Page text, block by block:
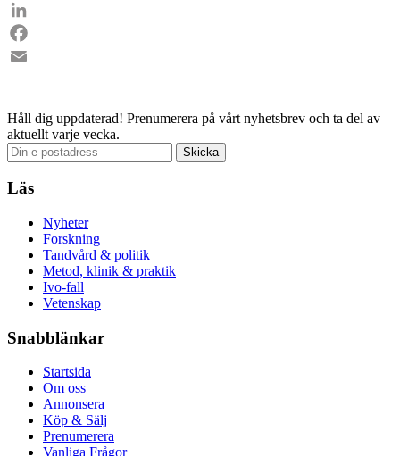
LinkedIn
Facebook
Håll dig uppdaterad! Prenumerera på vårt nyhetsbrev och ta del av
aktuellt varje vecka.
Läs
Nyheter
Forskning
Tandvård & politik
Metod, klinik & praktik
Ivo-fall
Vetenskap
Snabblänkar
Startsida
Om oss
Annonsera
Köp & Sälj
Prenumerera
Vanliga Frågor